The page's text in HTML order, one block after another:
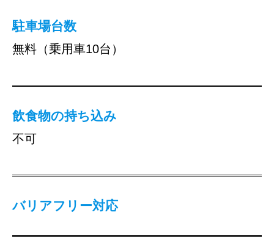
駐車場台数
無料（乗用車10台）
飲食物の持ち込み
不可
バリアフリー対応